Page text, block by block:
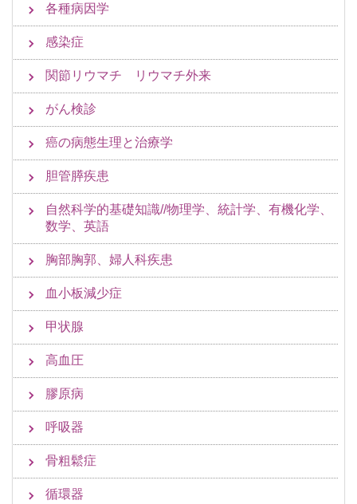
各種病因学
感染症
関節リウマチ リウマチ外来
がん検診
癌の病態生理と治療学
胆管膵疾患
自然科学的基礎知識//物理学、統計学、有機化学、
数学、英語
胸部胸郭、婦人科疾患
血小板減少症
甲状腺
高血圧
膠原病
呼吸器
骨粗鬆症
循環器